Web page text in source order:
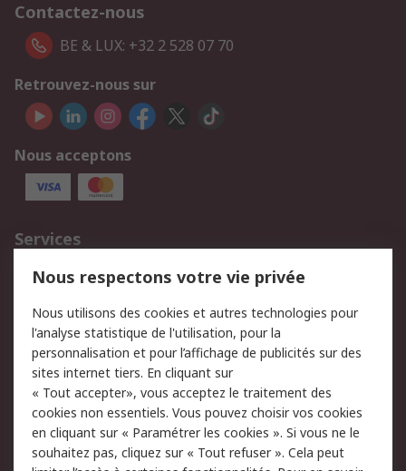
Contactez-nous
BE & LUX: +32 2 528 07 70
Retrouvez-nous sur
Nous acceptons
Services
750.000 produits
2.500 marques
Retours
Support technique
Track & trace
Legal
Politique de cookies
Sécurité des e-mails
Politique de protection
Conditions générales
Nous respectons votre vie privée
Nous utilisons des cookies et autres technologies pour
l'analyse statistique de l'utilisation, pour la
personnalisation et pour l’affichage de publicités sur des
sites internet tiers. En cliquant sur
« Tout accepter», vous acceptez le traitement des
cookies non essentiels. Vous pouvez choisir vos cookies
en cliquant sur « Paramétrer les cookies ». Si vous ne le
souhaitez pas, cliquez sur « Tout refuser ». Cela peut